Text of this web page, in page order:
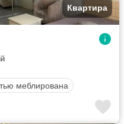
Квартира
меблирована